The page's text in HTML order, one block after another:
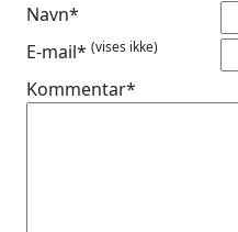
Navn*
E-mail* (vises ikke)
Kommentar*